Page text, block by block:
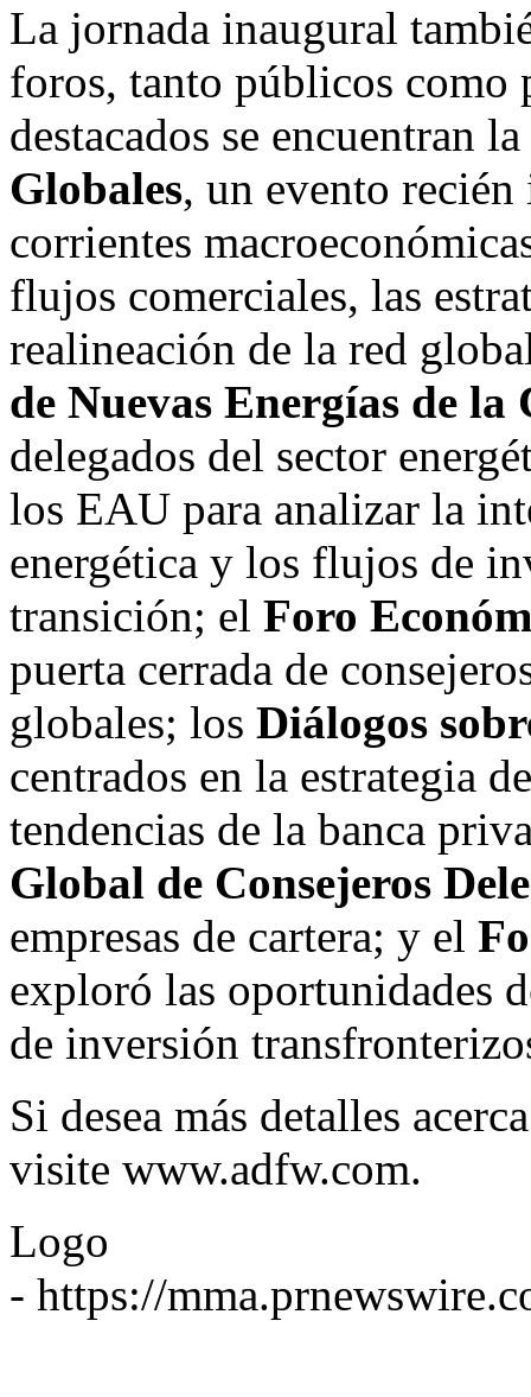
La jornada inaugural
foros, tanto públicos como
destacados se encuentran la
Globales, un evento
corrientes
flujos comerciales, las
realineación de la red
de Nuevas Energías de la
delegados del sector
los EAU para analizar la
energética y los flujos de
transición; el Foro
puerta cerrada de
globales; los Diálogos
centrados en la estrategia
tendencias de la banca
Global de Consejeros
empresas de cartera; y el
exploró las oportunidades
de inversión
Si desea más detalles
visite www.adfw.com.
Logo
- https://